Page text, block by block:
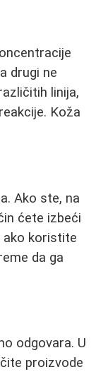
drugi ne
linija,
Koža
Ako ste, na
ćete izbeći
ako koristite
da ga
odgovara. U
proizvode